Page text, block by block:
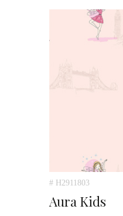
# H2911803
Aura Kids